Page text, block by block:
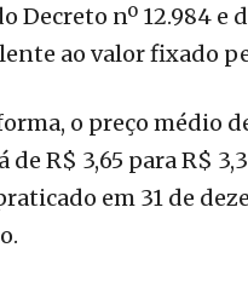
Decreto nº 12.984 e
ao valor fixado
o preço médio
de R$ 3,65 para R$
em 31 de